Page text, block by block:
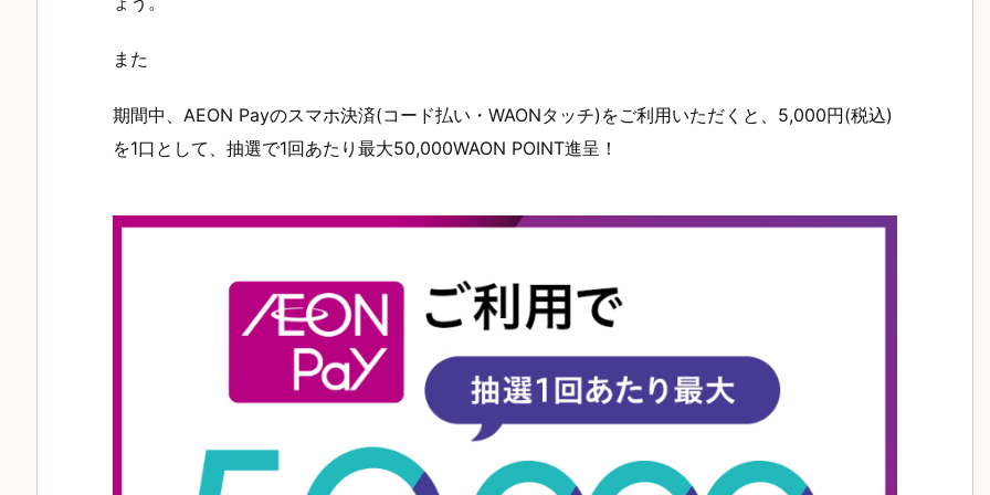
また
期間中、AEON Payのスマホ決済(コード払い・WAONタッチ)をご利用いただくと、5,000円(税込)
を1口として、抽選で1回あたり最大50,000WAON POINT進呈！